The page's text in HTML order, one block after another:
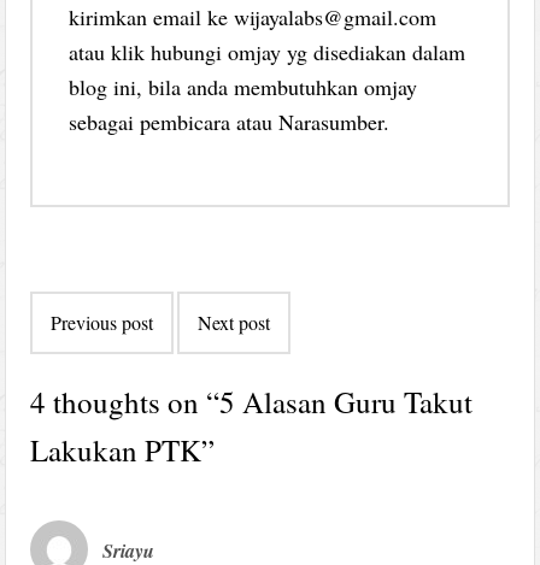
kirimkan email ke wijayalabs@gmail.com
atau klik hubungi omjay yg disediakan dalam
blog ini, bila anda membutuhkan omjay
sebagai pembicara atau Narasumber.
navigation
Previous post Next post
4 thoughts on “5 Alasan Guru Takut
Lakukan PTK”
Sriayu